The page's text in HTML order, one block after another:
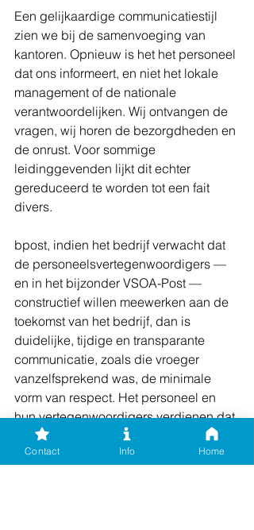
Een gelijkaardige communicatiestijl
zien we bij de samenvoeging van
kantoren. Opnieuw is het het personeel
dat ons informeert, en niet het lokale
management of de nationale
verantwoordelijken. Wij ontvangen de
vragen, wij horen de bezorgdheden en
de onrust. Voor sommige
leidinggevenden lijkt dit echter
gereduceerd te worden tot een fait
divers.
bpost, indien het bedrijf verwacht dat
de personeelsvertegenwoordigers —
en in het bijzonder VSOA-Post —
constructief willen meewerken aan de
toekomst van het bedrijf, dan is
duidelijke, tijdige en transparante
communicatie, zoals die vroeger
vanzelfsprekend was, de minimale
vorm van respect. Het personeel en
hun vertegenwoordigers verdienen dat
vandaag meer dan ooit.
Contact Info Home